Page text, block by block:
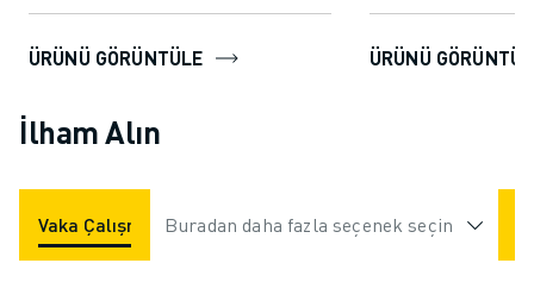
ÜRÜNÜ GÖRÜNTÜLE ÜRÜNÜ
İlham Alın
Vaka Çalışmaları Uygulamalar Endüstriler
Buradan daha fazla seçenek seçin